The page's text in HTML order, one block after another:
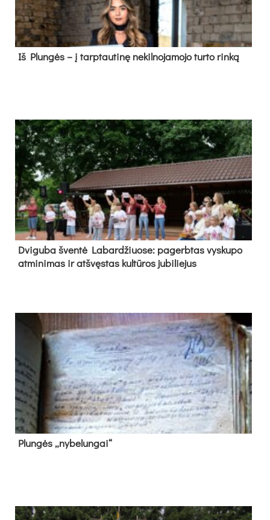
Iš Plungės – į tarptautinę nekilnojamojo turto rinką
Dvi­gu­ba šven­tė La­bar­džiuo­se: pa­gerb­tas vys­ku­po
at­mi­ni­mas ir at­švęs­tas kul­tū­ros ju­bi­lie­jus
Plun­gės „ny­be­lun­gai“